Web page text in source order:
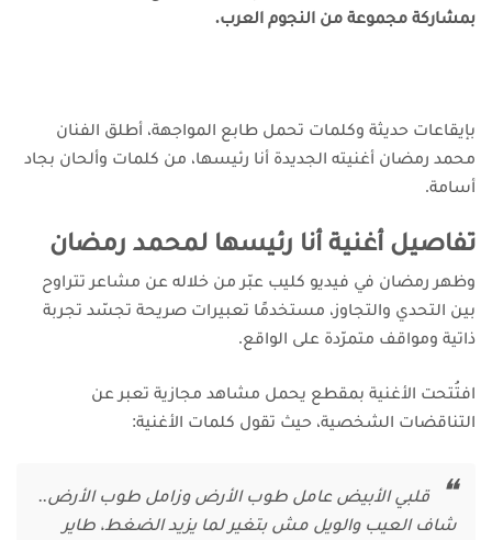
بمشاركة مجموعة من النجوم العرب.
بإيقاعات حديثة وكلمات تحمل طابع المواجهة، أطلق الفنان
محمد رمضان أغنيته الجديدة أنا رئيسها، من كلمات وألحان بجاد
أسامة.
تفاصيل أغنية أنا رئيسها لمحمد رمضان
وظهر رمضان في فيديو كليب عبّر من خلاله عن مشاعر تتراوح
بين التحدي والتجاوز، مستخدمًا تعبيرات صريحة تجسّد تجربة
ذاتية ومواقف متمرّدة على الواقع.
افتُتحت الأغنية بمقطع يحمل مشاهد مجازية تعبر عن
التناقضات الشخصية، حيث تقول كلمات الأغنية:
قلبي الأبيض عامل طوب الأرض وزامل طوب الأرض..
شاف العيب والويل مش بتغير لما يزيد الضغط، طاير